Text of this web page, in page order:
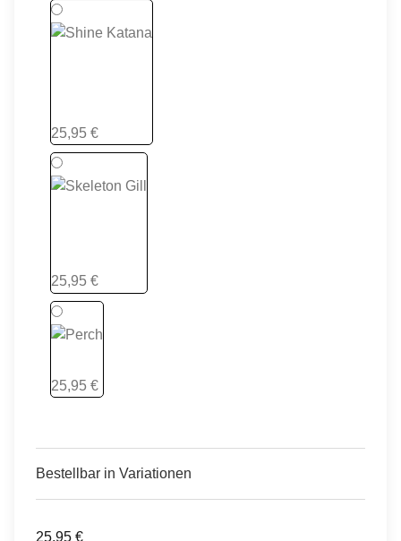
Shine Katana
25,95 €
Skeleton Gill
25,95 €
Perch
25,95 €
Bestellbar in Variationen
25,95 €